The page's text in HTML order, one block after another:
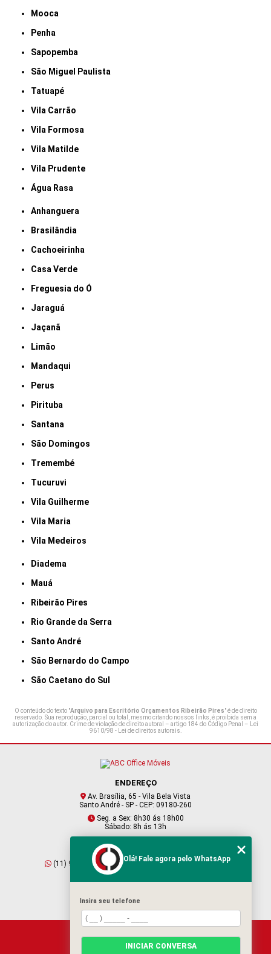
Mooca
Penha
Sapopemba
São Miguel Paulista
Tatuapé
Vila Carrão
Vila Formosa
Vila Matilde
Vila Prudente
Água Rasa
Anhanguera
Brasilândia
Cachoeirinha
Casa Verde
Freguesia do Ó
Jaraguá
Jaçanã
Limão
Mandaqui
Perus
Pirituba
Santana
São Domingos
Tremembé
Tucuruvi
Vila Guilherme
Vila Maria
Vila Medeiros
Diadema
Mauá
Ribeirão Pires
Rio Grande da Serra
Santo André
São Bernardo do Campo
São Caetano do Sul
O conteúdo do texto "Arquivo para Escritório Orçamentos Ribeirão Pires" é de direito
reservado. Sua reprodução, parcial ou total, mesmo citando nossos links, é proibida sem a
autorização do autor. Crime de violação de direito autoral – artigo 184 do Código Penal – Lei
9610/98 - Lei de direitos autorais.
ENDEREÇO
Av. Brasília, 65 - Vila Bela Vista
Santo André - SP - CEP: 09180-260
Seg. a Sex: 8h30 ás 18h00
Sábado: 8h ás 13h
CONTATO
(11) 95409-2229
(11) 4901-6045
vendas@abcofficemoveis.com.br
HOME
SOBRE NÓS
Olá! Fale agora pelo WhatsApp
Insira seu telefone
INICIAR CONVERSA